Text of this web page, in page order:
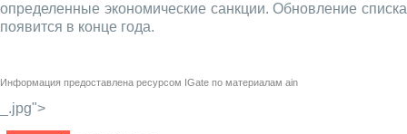
определенные экономические санкции. Обновление списка
появится в конце года.
Информация предоставлена ресурсом IGate по материалам ain
_.jpg">